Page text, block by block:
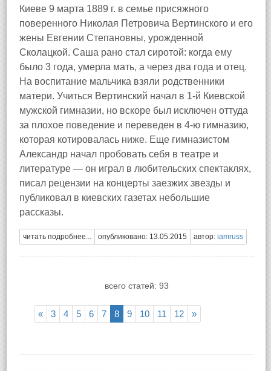
Киеве 9 марта 1889 г. в семье присяжного
поверенного Николая Петровича Вертинского и его
жены Евгении Степановны, урожденной
Сколацкой. Саша рано стал сиротой: когда ему
было 3 года, умерла мать, а через два года и отец.
На воспитание мальчика взяли родственники
матери. Учиться Вертинский начал в 1-й Киевской
мужской гимназии, но вскоре был исключен оттуда
за плохое поведение и переведен в 4-ю гимназию,
которая котировалась ниже. Еще гимназистом
Александр начал пробовать себя в театре и
литературе — он играл в любительских спектаклях,
писал рецензии на концерты заезжих звезды и
публиковал в киевских газетах небольшие
рассказы.
читать подробнее... опубликовано: 13.05.2015 автор: iamruss
всего статей: 93
« 3 4 5 6 7 8 9 10 11 12 »